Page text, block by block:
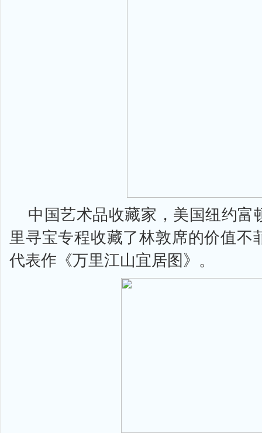
中国艺术品收藏家，美国纽约富
里寻宝专程收藏了林敦席的价值不
代表作《万里江山宜居图》。